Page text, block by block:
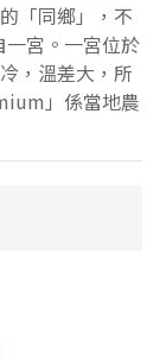
「同鄉」，不
宮。一宮位於
，溫差大，所
」係當地農